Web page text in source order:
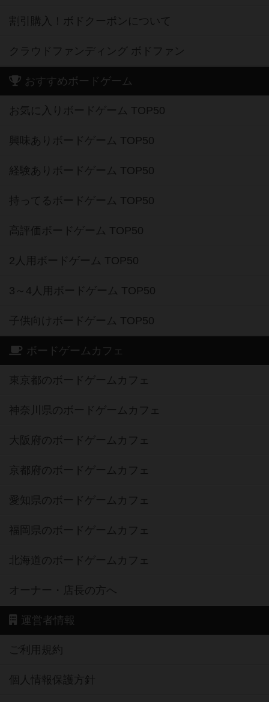
割引購入！ボドクーポンについて
クラウドファンディング ボドファン
おすすめボードゲーム
お気に入りボードゲーム TOP50
興味ありボードゲーム TOP50
経験ありボードゲーム TOP50
持ってるボードゲーム TOP50
高評価ボードゲーム TOP50
2人用ボードゲーム TOP50
3～4人用ボードゲーム TOP50
子供向けボードゲーム TOP50
ボードゲームカフェ
東京都のボードゲームカフェ
神奈川県のボードゲームカフェ
大阪府のボードゲームカフェ
京都府のボードゲームカフェ
愛知県のボードゲームカフェ
福岡県のボードゲームカフェ
北海道のボードゲームカフェ
オーナー・店長の方へ
運営者情報
ご利用規約
個人情報保護方針